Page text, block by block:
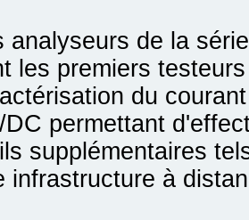
analyseurs de la
les premiers
du
DC permettant
supplémentaires
infrastructure à